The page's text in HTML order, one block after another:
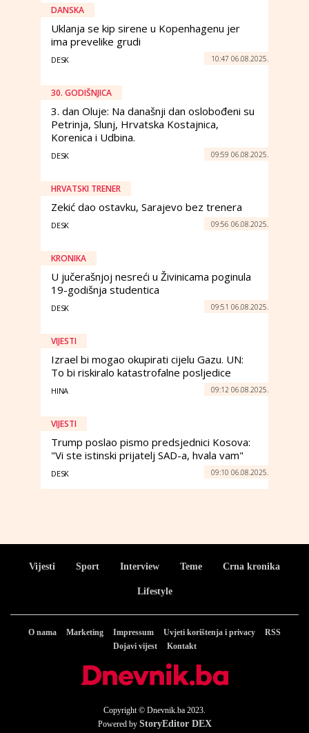
DANSKA
Uklanja se kip sirene u Kopenhagenu jer
ima prevelike grudi
DESK 10:47 06.08.2025.
30. GODIŠNJICA
3. dan Oluje: Na današnji dan oslobođeni su
Petrinja, Slunj, Hrvatska Kostajnica,
Korenica i Udbina.
DESK 09:59 06.08.2025.
HRVATSKI TRENER
Zekić dao ostavku, Sarajevo bez trenera
DESK 09:56 06.08.2025.
KRONIKA
U jučerašnjoj nesreći u Živinicama poginula
19-godišnja studentica
DESK 09:51 06.08.2025.
VIJESTI
Izrael bi mogao okupirati cijelu Gazu. UN:
To bi riskiralo katastrofalne posljedice
HINA 09:12 06.08.2025.
VIJESTI
Trump poslao pismo predsjednici Kosova:
"Vi ste istinski prijatelj SAD-a, hvala vam"
DESK 09:10 06.08.2025.
Vijesti Sport Interview Teme Crna kronika
Lifestyle
O nama Marketing Impressum Uvjeti korištenja i privacy
RSS
Dojavi vijest
Kontakt
Copyright © Dnevnik.ba 2023.
Powered by StoryEditor DEX